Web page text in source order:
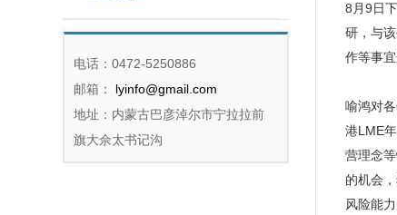
电话：0472-5250886
邮箱：
lyinfo@gmail.com
地址：内蒙古巴彦淖尔市宁拉拉前
旗大佘太书记沟
8月9日
研，与
作等事宜
喻鸿对
港LME
营理念
的机会
风险能